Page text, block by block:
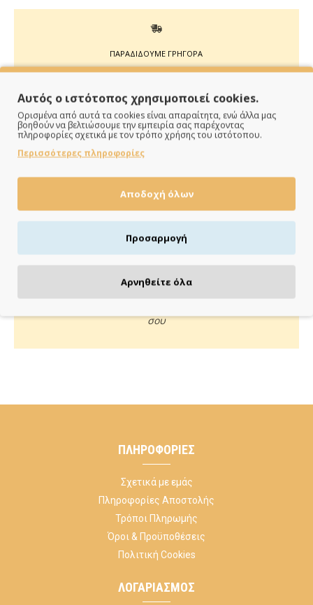
ΠΑΡΑΔΙΔΟΥΜΕ ΓΡΗΓΟΡΑ
ημέρες
Πιστωτική/χρεωστική κάρτα, αντικαταβολή ή κατάθεση
σου
ΠΛΗΡΟΦΟΡΊΕΣ
Σχετικά με εμάς
Πληροφορίες Αποστολής
Τρόποι Πληρωμής
Όροι & Προϋποθέσεις
Πολιτική Cookies
ΛΟΓΑΡΙΑΣΜΌΣ
Αυτός ο ιστότοπος χρησιμοποιεί cookies.
Ορισμένα από αυτά τα cookies είναι απαραίτητα, ενώ άλλα μας
βοηθούν να βελτιώσουμε την εμπειρία σας παρέχοντας
πληροφορίες σχετικά με τον τρόπο χρήσης του ιστότοπου.
Περισσότερες πληροφορίες
Αποδοχή όλων
Προσαρμογή
Αρνηθείτε όλα